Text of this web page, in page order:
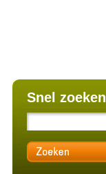
Snel zoeken